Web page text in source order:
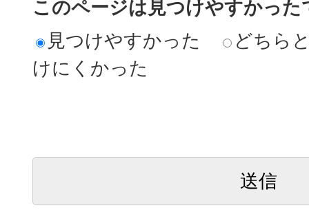
このページは見つけやすかった
見つけやすかった
どちら
けにくかった